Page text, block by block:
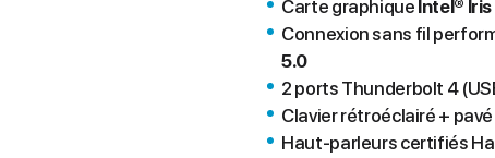
Carte graphique Intel® Iris
Connexion sans fil
5.0
2 ports Thunderbolt 4
Clavier rétroéclairé +
Haut-parleurs certifiés